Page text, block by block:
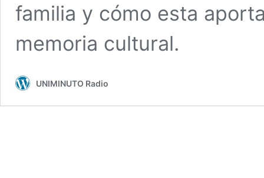
familia y cómo esta
memoria cultural.
UNIMINUTO Radio